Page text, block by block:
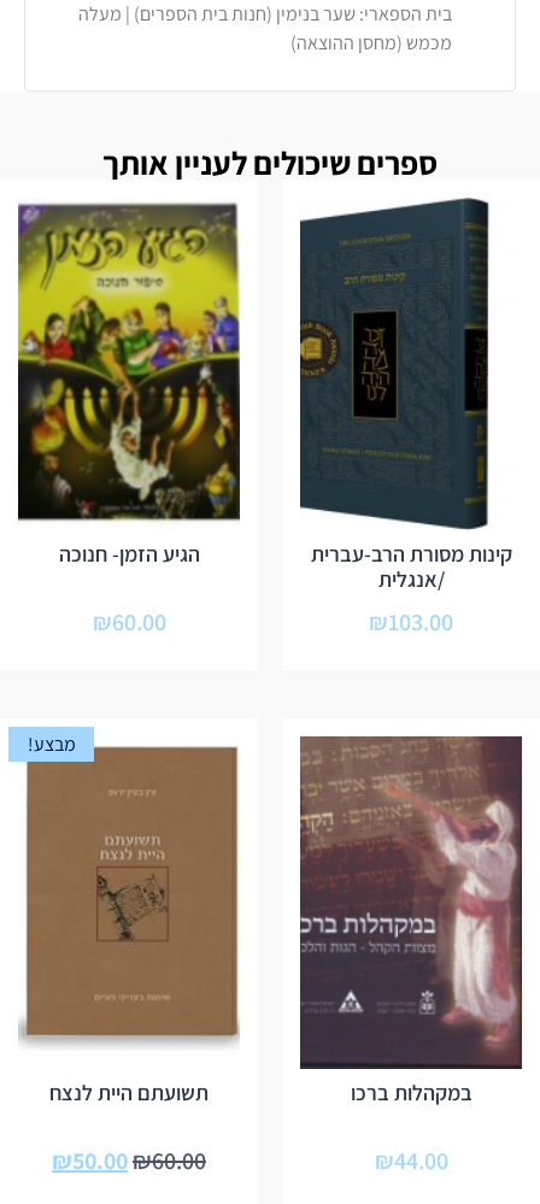
בית הספארי: שער בנימין (חנות בית הספרים) | מעלה
מכמש (מחסן ההוצאה)
ספרים שיכולים לעניין אותך
קינות מסורת הרב-עברית
/אנגלית
₪103.00
הגיע הזמן- חנוכה
₪60.00
במקהלות ברכו
₪44.00
מבצע!
תשועתם היית לנצח
₪60.00
₪50.00